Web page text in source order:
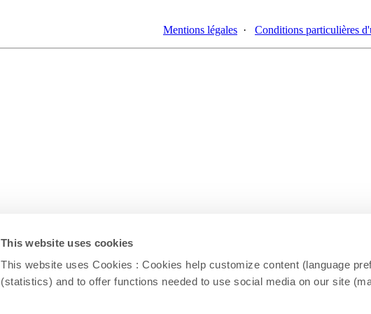
This website uses cookies
This website uses Cookies : Cookies help customize content (language
(statistics) and to offer functions needed to use social media on our site
Mentions légales · Conditions particulières